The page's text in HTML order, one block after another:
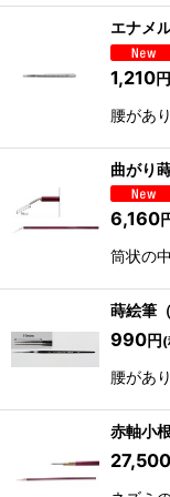
エナメ
1,210円
腰があ
曲がり
6,160
筒状の
蒔絵筆
990円
腰があ
赤軸小
27,500